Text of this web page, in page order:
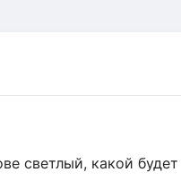
светлый, какой будет